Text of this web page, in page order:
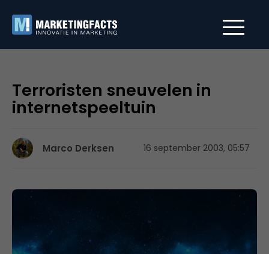
Terroristen sneuvelen in
internetspeeltuin
Marco Derksen 16 september 2003, 05:57